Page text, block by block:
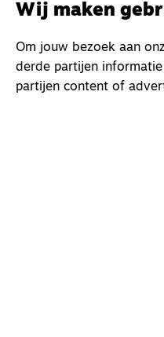
Wij maken
Om jouw bezoek aan
derde partijen
partijen content of